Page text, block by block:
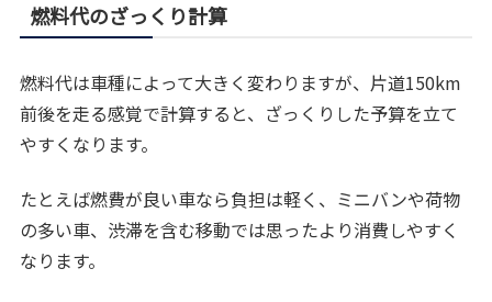
燃料代のざっくり計算
燃料代は車種によって大きく変わりますが、片道150km
前後を走る感覚で計算すると、ざっくりした予算を立て
やすくなります。
たとえば燃費が良い車なら負担は軽く、ミニバンや荷物
の多い車、渋滞を含む移動では思ったより消費しやすく
なります。